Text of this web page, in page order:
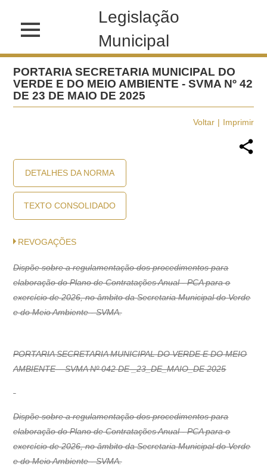
Legislação
Municipal
PORTARIA SECRETARIA MUNICIPAL DO
VERDE E DO MEIO AMBIENTE - SVMA Nº 42
DE 23 DE MAIO DE 2025
Voltar Imprimir
DETALHES DA NORMA
TEXTO CONSOLIDADO
REVOGAÇÕES
Dispõe sobre a regulamentação dos procedimentos para
elaboração do Plano de Contratações Anual - PCA para o
exercício de 2026, no âmbito da Secretaria Municipal do Verde
e do Meio Ambiente - SVMA.
PORTARIA SECRETARIA MUNICIPAL DO VERDE E DO MEIO
AMBIENTE – SVMA Nº 042 DE _23_DE_MAIO_DE 2025
Dispõe sobre a regulamentação dos procedimentos para
elaboração do Plano de Contratações Anual - PCA para o
exercício de 2026, no âmbito da Secretaria Municipal do Verde
e do Meio Ambiente - SVMA.